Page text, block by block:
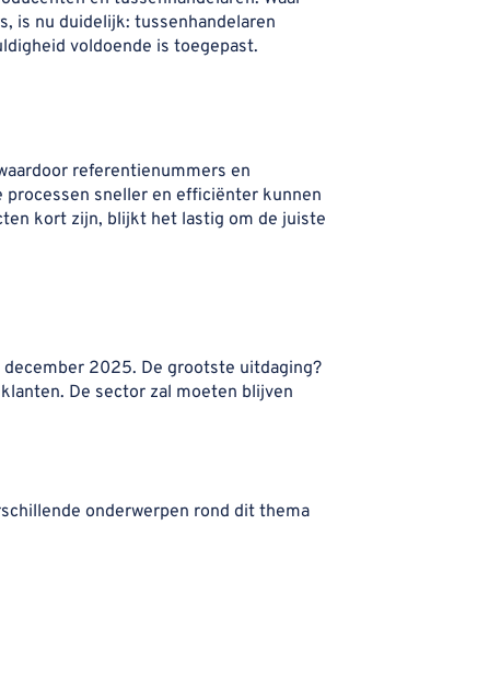
is nu duidelijk: tussenhandelaren
voldoende is toegepast.
referentienummers en
sneller en efficiënter kunnen
kort zijn, blijkt het lastig om de juiste
2025. De grootste uitdaging?
De sector zal moeten blijven
onderwerpen rond dit thema